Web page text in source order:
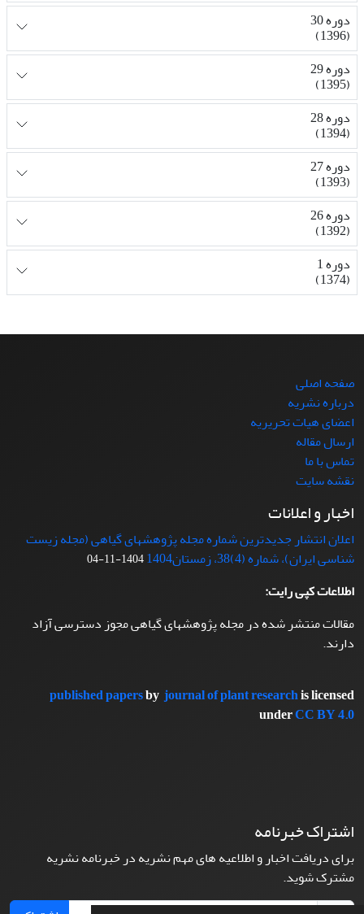
دوره 30
(1396)
دوره 29
(1395)
دوره 28
(1394)
دوره 27
(1393)
دوره 26
(1392)
دوره 1
(1374)
صفحه اصلی
درباره نشریه
اعضای هیات تحریریه
ارسال مقاله
تماس با ما
نقشه سایت
اخبار و اعلانات
اعلان انتشار جدیدترین شماره مجله پژوهشهای گیاهی (مجله زیست
شناسی ایران)، شماره (4)38، زمستان1404
1404-11-04
اطلاعات کپی رایت:
مقالات منتشر شده در مجله پژوهشهای گیاهی مجوز دسترسی آزاد
دارند.
published papersbyjournal of plant researchis licensed
underCC BY 4.0
اشتراک خبرنامه
برای دریافت اخبار و اطلاعیه های مهم نشریه در خبرنامه نشریه
مشترک شوید.